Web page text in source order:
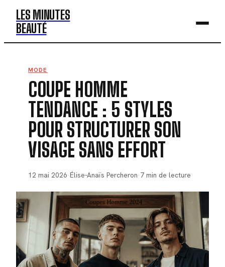
LES MINUTES
BEAUTÉ
MODE
SANTÉ
BIEN-ÊTRE
DÉV. PERSO
MODE
COUPE HOMME
TENDANCE : 5 STYLES
POUR STRUCTURER SON
VISAGE SANS EFFORT
12 mai 2026·Élise-Anaïs Percheron·7 min de lecture